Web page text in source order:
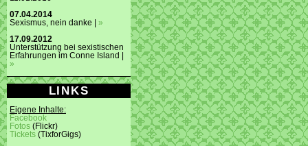
07.04.2014
Sexismus, nein danke | »
17.09.2012
Unterstützung bei sexistischen
Erfahrungen im Conne Island |
»
LINKS
Eigene Inhalte:
Facebook
Fotos (Flickr)
Tickets (TixforGigs)